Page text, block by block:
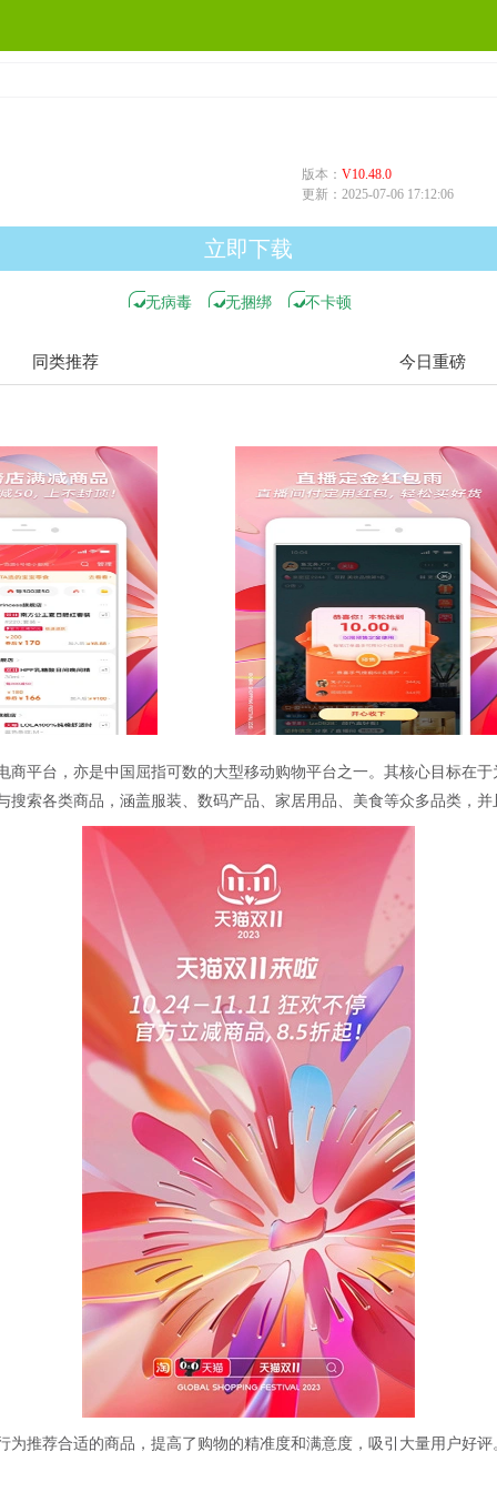
版本： V10.48.0
更新： 2025-07-06 17:12:06
立即下载
无病毒 无捆绑 不卡顿
同类推荐 今日重磅
平台，亦是中国屈指可数的大型移动购物平台之一。其核心目标在
索各类商品，涵盖服装、数码产品、家居用品、美食等众多品类，
推荐合适的商品，提高了购物的精准度和满意度，吸引大量用户好